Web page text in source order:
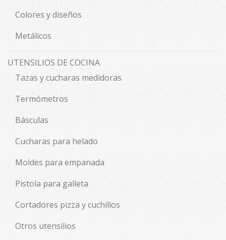
Colores y diseños
Metálicos
UTENSILIOS DE COCINA
Tazas y cucharas medidoras
Termómetros
Básculas
Cucharas para helado
Moldes para empanada
Pistola para galleta
Cortadores pizza y cuchillos
Otros utensilios